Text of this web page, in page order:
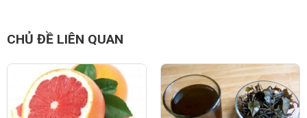
CHỦ ĐỀ LIÊN QUAN